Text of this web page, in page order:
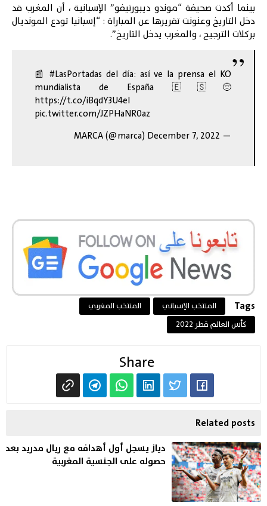
بينما أكدت صحيفة “موندو ديبورتيفو” الإسبانية ، أن المغرب قد
دخل التاريخ وعنونت تقريرها عن المباراة : “إسبانيا تودع المونديال
بركلات الترجيح ، والمغرب يدخل التاريخ”.
📰 #LasPortadas del día: así ve la prensa el KO
mundialista de España 🇪🇸😔
https://t.co/iBqdY3U4el
pic.twitter.com/JZPHaNR0az
— MARCA (@marca)
December 7, 2022
Tags المنتخب الإسباني
المنتخب المغربي
كأس العالم قطر 2022
Share
Related posts
دياز يسجل أول أهدافه مع ريال مدريد بعد
حصوله على الجنسية المغربية